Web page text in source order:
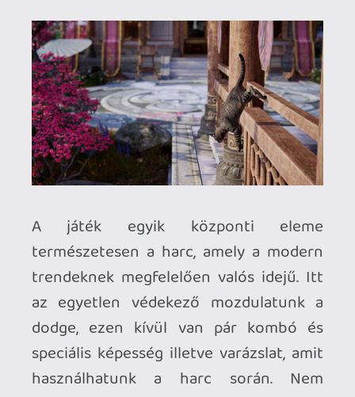
lett rossz, ugyan vannak benne
stilisztikai hibák, elgépelések vagy fura
mondatszerkezetek, de összességében
érthető minden.